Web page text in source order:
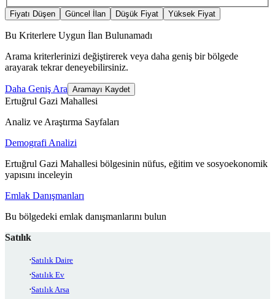
Fiyatı Düşen Güncel İlan Düşük Fiyat Yüksek Fiyat
Bu Kriterlere Uygun İlan Bulunamadı
Arama kriterlerinizi değiştirerek veya daha geniş bir bölgede
arayarak tekrar deneyebilirsiniz.
Daha Geniş Ara Aramayı Kaydet
Ertuğrul Gazi Mahallesi
Analiz ve Araştırma Sayfaları
Demografi Analizi
Ertuğrul Gazi Mahallesi bölgesinin nüfus, eğitim ve sosyoekonomik
yapısını inceleyin
Emlak Danışmanları
Bu bölgedeki emlak danışmanlarını bulun
Satılık
Satılık Daire
Satılık Ev
Satılık Arsa